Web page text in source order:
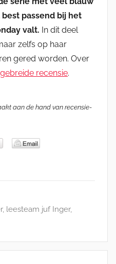
passend bij het
valt. In dit deel
zelfs op haar
gered worden. Over
recensie.
aan de hand van recensie-
, leesteam juf Inger,